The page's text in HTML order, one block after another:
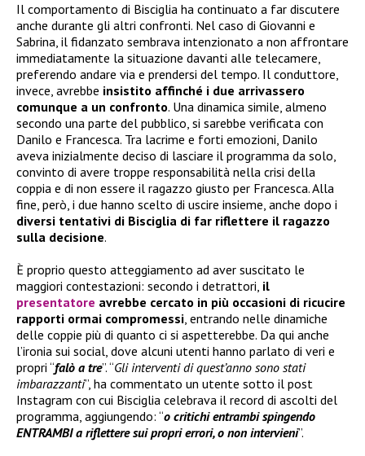
Il comportamento di Bisciglia ha continuato a far discutere
anche durante gli altri confronti. Nel caso di Giovanni e
Sabrina, il fidanzato sembrava intenzionato a non affrontare
immediatamente la situazione davanti alle telecamere,
preferendo andare via e prendersi del tempo. Il conduttore,
invece, avrebbe insistito affinché i due arrivassero
comunque a un confronto. Una dinamica simile, almeno
secondo una parte del pubblico, si sarebbe verificata con
Danilo e Francesca. Tra lacrime e forti emozioni, Danilo
aveva inizialmente deciso di lasciare il programma da solo,
convinto di avere troppe responsabilità nella crisi della
coppia e di non essere il ragazzo giusto per Francesca. Alla
fine, però, i due hanno scelto di uscire insieme, anche dopo i
diversi tentativi di Bisciglia di far riflettere il ragazzo
sulla decisione.
È proprio questo atteggiamento ad aver suscitato le
maggiori contestazioni: secondo i detrattori, il
presentatore avrebbe cercato in più occasioni di ricucire
rapporti ormai compromessi, entrando nelle dinamiche
delle coppie più di quanto ci si aspetterebbe. Da qui anche
l’ironia sui social, dove alcuni utenti hanno parlato di veri e
propri “falò a tre”. “Gli interventi di quest’anno sono stati
imbarazzanti”, ha commentato un utente sotto il post
Instagram con cui Bisciglia celebrava il record di ascolti del
programma, aggiungendo: “o critichi entrambi spingendo
ENTRAMBI a riflettere sui propri errori, o non intervieni”.